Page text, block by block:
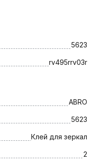
5623
rv495rrv03r
ABRO
5623
Клей для зеркал
2